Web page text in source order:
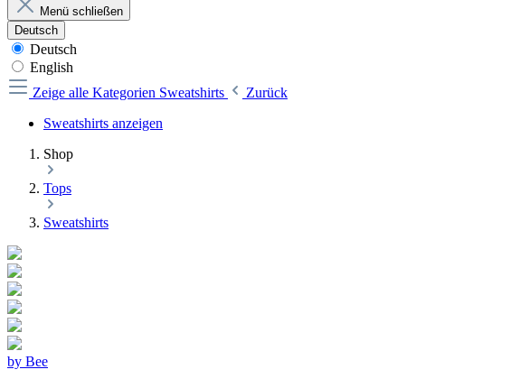
Menü schließen
Deutsch
Deutsch
English
Zeige alle Kategorien Sweatshirts
Zurück
Sweatshirts anzeigen
Shop
Tops
Sweatshirts
by Bee